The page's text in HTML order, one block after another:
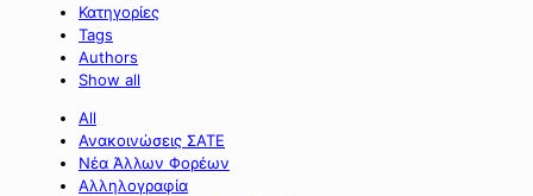
Κατηγορίες
Tags
Authors
Show all
All
Ανακοινώσεις ΣΑΤΕ
Νέα Άλλων Φορέων
Αλληλογραφία